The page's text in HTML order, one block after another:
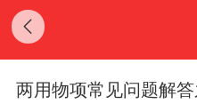
两用物项常见问题解答